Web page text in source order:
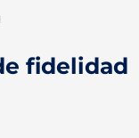
fidelidad